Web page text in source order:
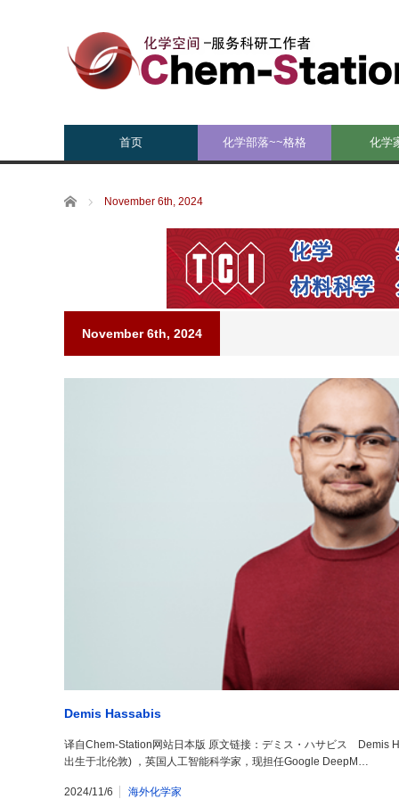
首页 化学部落~~格格 化学
Home November 6th, 2024
November 6th, 2024
Demis Hassabis
译自Chem-Station网站日本版 原文链接：デミス・ハサビス Demis
出生于北伦敦) ，英国人工智能科学家，现担任Google DeepM…
2024/11/6 海外化学家